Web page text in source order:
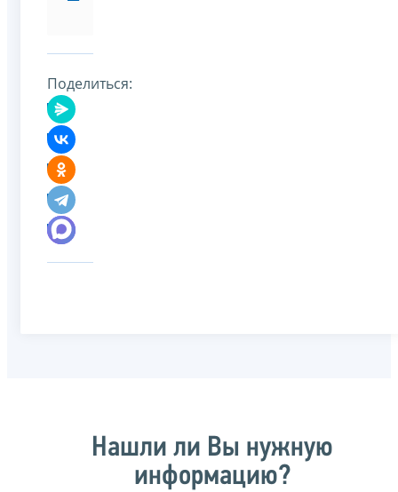
Поделиться:
Нашли ли Вы нужную
информацию?